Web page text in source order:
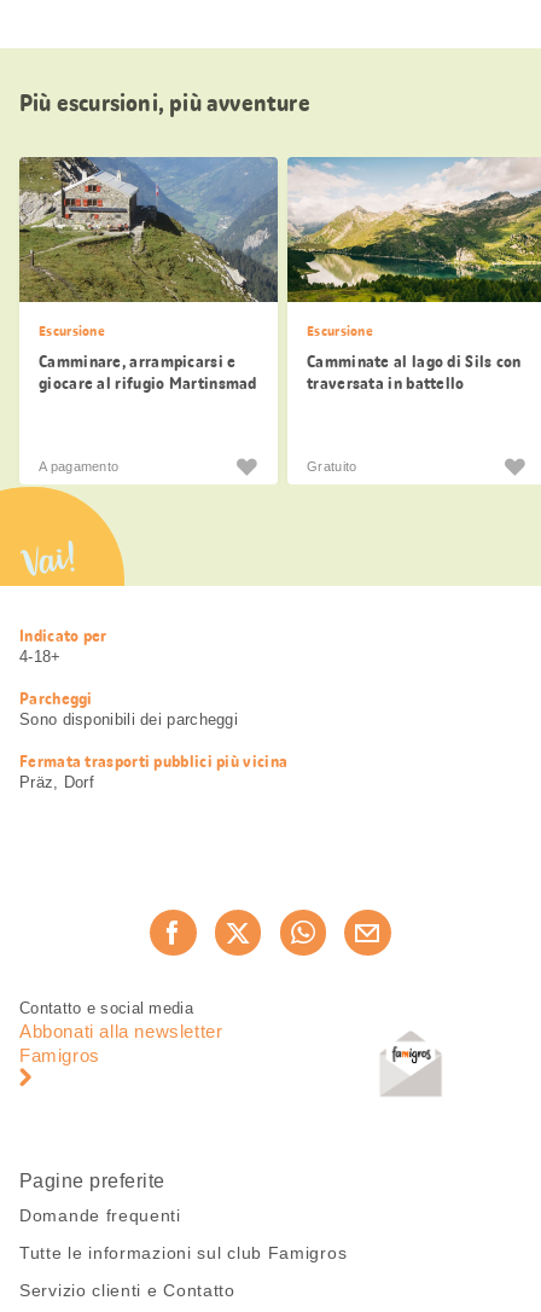
Più escursioni, più avventure
Escursione
Camminare, arrampicarsi e
giocare al rifugio Martinsmad
A pagamento
Escursione
Camminate al lago di Sils con
traversata in battello
Gratuito
Vai!
Informazioni
utili
Indicato per
4-18+
Parcheggi
Sono disponibili dei parcheggi
Fermata trasporti pubblici più vicina
Präz, Dorf
Consiglia ora
Piè
pagina
Navigazione
pagina
Contatto e social media
Abbonati alla newsletter
Famigros
Pagine preferite
Domande frequenti
Tutte le informazioni sul club Famigros
Servizio clienti e Contatto